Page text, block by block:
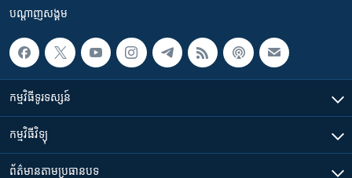
បណ្តាញ​សង្គម
កម្មវិធី​ទូរទស្សន៍
កម្មវិធី​វិទ្យុ
ព័ត៌មាន​តាមប្រធានបទ​